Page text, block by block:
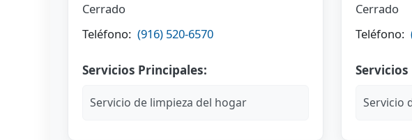
Cerrado
Teléfono: (916) 520-6570
Servicios Principales:
Servicio de limpieza del hogar
Cerrado
Teléfono:
Servicio